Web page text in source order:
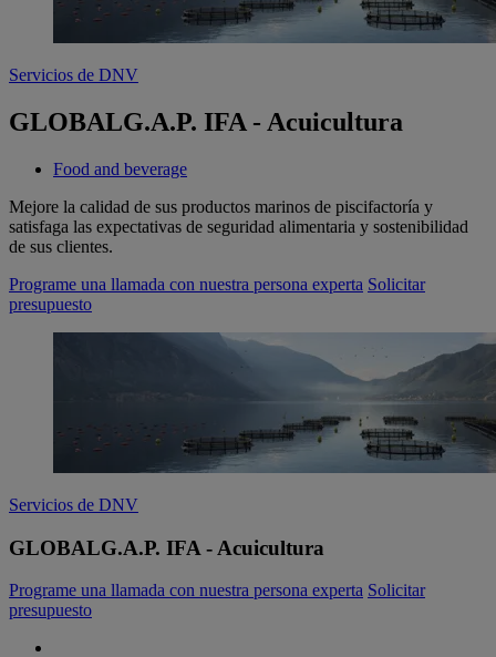
Servicios de DNV
GLOBALG.A.P. IFA - Acuicultura
Food and beverage
Mejore la calidad de sus productos marinos de piscifactoría y
satisfaga las expectativas de seguridad alimentaria y sostenibilidad
de sus clientes.
Programe una llamada con nuestra persona experta Solicitar
presupuesto
Servicios de DNV
GLOBALG.A.P. IFA - Acuicultura
Programe una llamada con nuestra persona experta Solicitar
presupuesto